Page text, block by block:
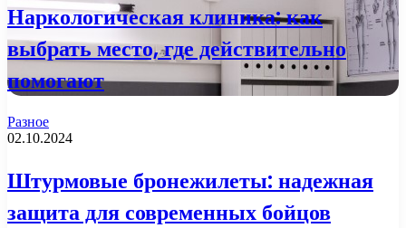
Наркологическая клиника: как
выбрать место, где действительно
помогают
Разное
02.10.2024
Штурмовые бронежилеты: надежная
защита для современных бойцов